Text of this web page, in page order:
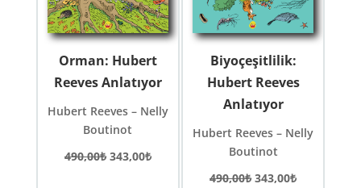
Orman: Hubert
Reeves Anlatıyor
Hubert Reeves – Nelly
Boutinot
490,00₺ Orijinal
343,00₺Şu
Biyoçeşitlilik:
Hubert Reeves
Anlatıyor
Hubert Reeves – Nelly
Boutinot
490,00₺ Orijinal
343,00₺Şu